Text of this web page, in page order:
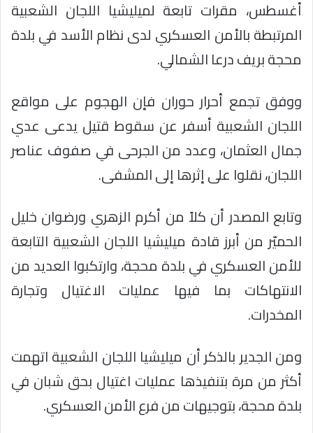
أغسطس، مقرات تابعة لميليشيا اللجان الشعبية
المرتبطة بالأمن العسكري لدى نظام الأسد في بلدة
محجة بريف درعا الشمالي.
ووفق تجمع أحرار حوران فإن الهجوم على مواقع
اللجان الشعبية أسفر عن سقوط قتيل يدعى عدي
جمال العثمان، وعدد من الجرحى في صفوف عناصر
اللجان، نقلوا على إثرها إلى المشفى.
وتابع المصدر أن كلاً من أكرم الزهري ورضوان خليل
الحميّر من أبرز قادة ميليشيا اللجان الشعبية التابعة
للأمن العسكري في بلدة محجة، وارتكبوا العديد من
الانتهاكات بما فيها عمليات الاغتيال وتجارة
المخدرات.
ومن الجدير بالذكر أن ميليشيا اللجان الشعبية اتهمت
أكثر من مرة بتنفيذها عمليات اغتيال بحق شبان في
بلدة محجة، بتوجيهات من فرع الأمن العسكري.